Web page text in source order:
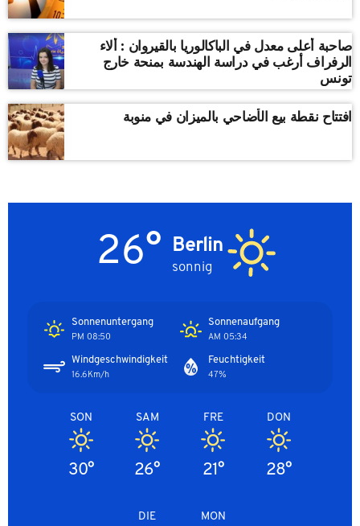
صاحبة أعلى معدل في الباكالوريا بالقيروان : ألاء
الرفراف أرغب في دراسة الهندسة بمنحة خارج
تونس
افتتاح نقطة بيع الأضاحي بالميزان في منوبة
Berlin
sonnig
26°
Sonnenaufgang
05:34 AM
Sonnenuntergang
08:50 PM
Feuchtigkeit
47%
Windgeschwindigkeit
16.6Km/h
DON
28°
FRE
21°
SAM
26°
SON
30°
MON
DIE